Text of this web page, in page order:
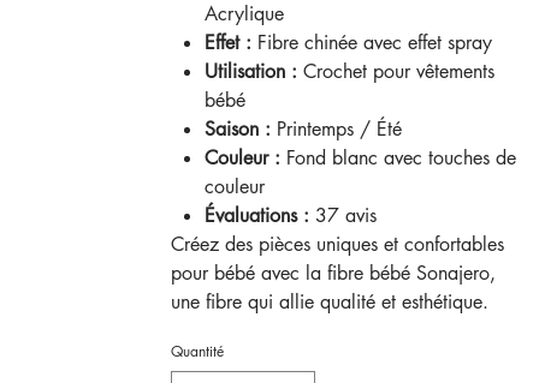
Acrylique
Effet : Fibre chinée avec effet spray
Utilisation : Crochet pour vêtements
bébé
Saison : Printemps / Été
Couleur : Fond blanc avec touches de
couleur
Évaluations : 37 avis
Créez des pièces uniques et confortables
pour bébé avec la fibre bébé Sonajero,
une fibre qui allie qualité et esthétique.
Quantité